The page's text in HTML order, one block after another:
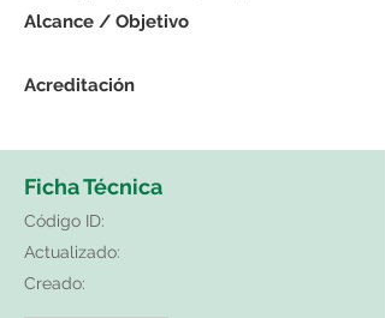
Alcance / Objetivo
Acreditación
Ficha Técnica
Código ID:
Actualizado:
Creado: